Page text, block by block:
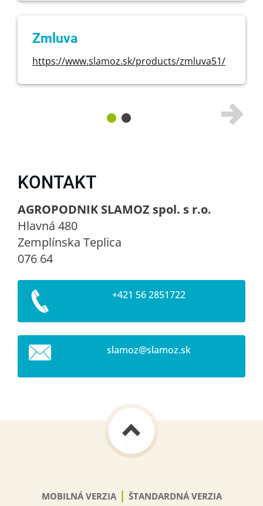
Zmluva
https://www.slamoz.sk/products/zmluva51/
KONTAKT
AGROPODNIK SLAMOZ spol. s r.o.
Hlavná 480
Zemplínska Teplica
076 64
+421 56 2851722
slamoz@slamoz.sk
MOBILNÁ VERZIA | ŠTANDARDNÁ VERZIA